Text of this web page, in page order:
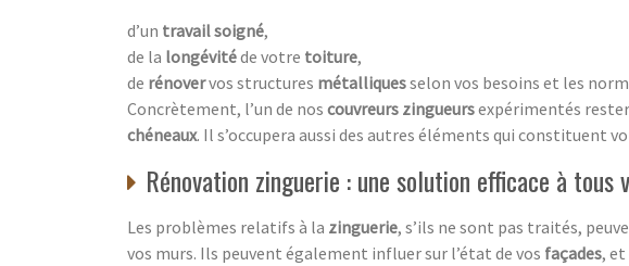
d’un travail soigné,
de la longévitéde votre toiture,
de rénovervos structures métalliquesselon vos besoins et les
Concrètement, l’un de nos couvreurs zingueursexpérimentés
chéneaux. Il s’occupera aussi des autres éléments qui constituent
Rénovation zinguerie : une solution efficace à tous
Les problèmes relatifs à la zinguerie, s’ils ne sont pas traités,
vos murs. Ils peuvent également influer sur l’état de vos façades,